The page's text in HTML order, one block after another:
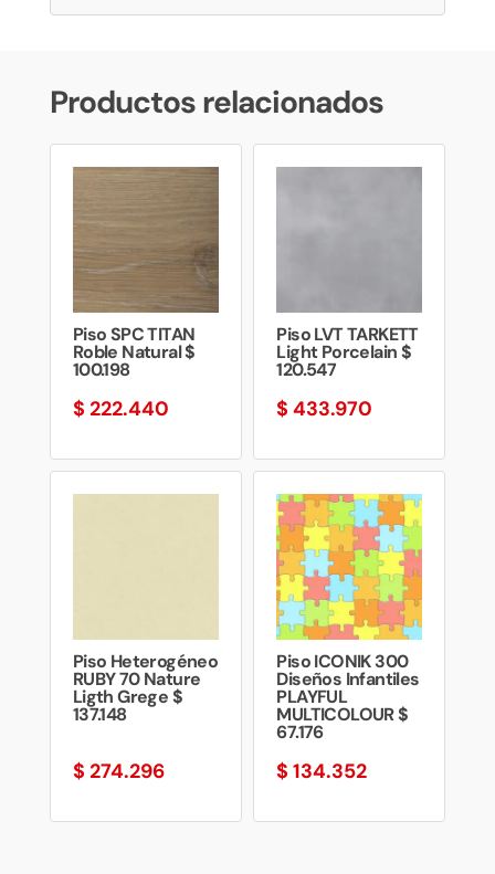
Productos relacionados
Piso SPC TITAN
Roble Natural $
100.198
$ 222.440
Piso LVT TARKETT
Light Porcelain $
120.547
$ 433.970
Piso Heterogéneo
RUBY 70 Nature
Ligth Grege $
137.148
$ 274.296
Piso ICONIK 300
Diseños Infantiles
PLAYFUL
MULTICOLOUR $
67.176
$ 134.352